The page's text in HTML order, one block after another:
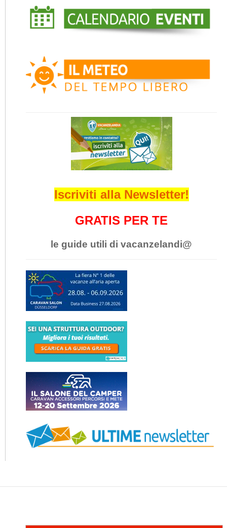
Iscriviti alla Newsletter!
GRATIS PER TE
le guide utili di vacanzelandi@